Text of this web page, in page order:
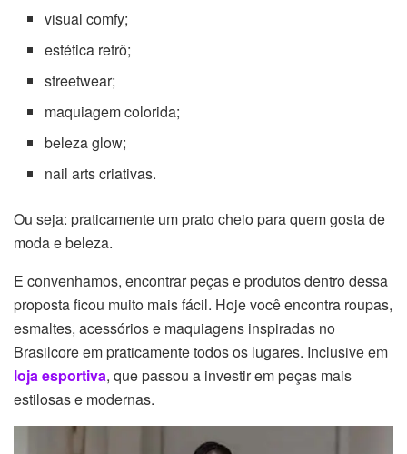
visual comfy;
estética retrô;
streetwear;
maquiagem colorida;
beleza glow;
nail arts criativas.
Ou seja: praticamente um prato cheio para quem gosta de
moda e beleza.
E convenhamos, encontrar peças e produtos dentro dessa
proposta ficou muito mais fácil. Hoje você encontra roupas,
esmaltes, acessórios e maquiagens inspiradas no
Brasilcore em praticamente todos os lugares. Inclusive em
loja esportiva, que passou a investir em peças mais
estilosas e modernas.